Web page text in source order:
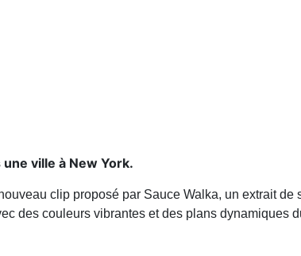
ville à New York.
nouveau clip proposé par Sauce Walka, un extrait
des couleurs vibrantes et des plans dynamiques